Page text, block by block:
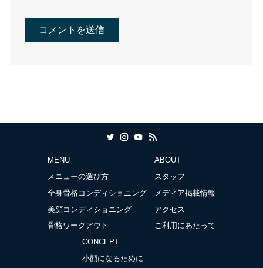
MENU
メニューの選び方
全身骨格コンディショニング
美顔コンディショニング
骨格ワークアウト
ABOUT
スタッフ
メディア掲載情報
アクセス
ご利用にあたって
CONCEPT
小顔になるために